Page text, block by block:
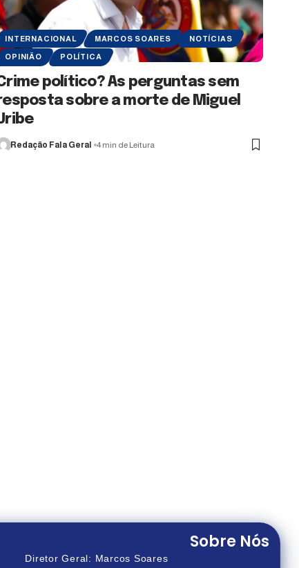
INTERNACIONAL MARCOS SOARES NOTÍCIAS
OPINIÃO POLÍTICA
político? As perguntas sem
sobre a morte de Miguel
Redação Fala Geral 4 min de Leitura
Sobre Nós
Diretor Geral: Marcos Soares